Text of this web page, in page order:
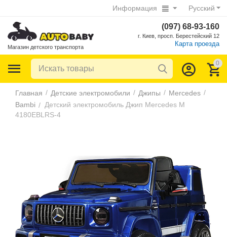
Русский
Информация
Магазин детского транспорта
(097) 68-93-160
г. Киев, просп. Берестейский 12
Карта проезда
0
Главная / Детские электромобили / Джипы / Mercedes /
Bambi / Детский электромобиль Джип Mercedes M
4180EBLRS-4